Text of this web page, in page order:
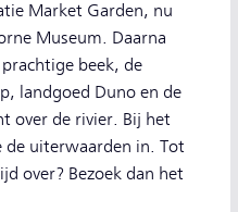
Market Garden, nu
Museum. Daarna
beek, de
landgoed Duno en de
over de rivier. Bij het
de uiterwaarden in. Tot
over? Bezoek dan het